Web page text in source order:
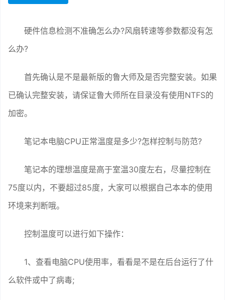
硬件信息检测不准确怎么办?风扇转速等参数都没有怎
么办?
首先确认是不是最新版的鲁大师及是否完整安装。如果
已确认完整安装，请保证鲁大师所在目录没有使用NTFS的
加密。
笔记本电脑CPU正常温度是多少?怎样控制与防范?
笔记本的理想温度是高于室温30度左右，尽量控制在
75度以内，不要超过85度，大家可以根据自己本本的使用
环境来判断哦。
控制温度可以进行如下操作：
1、查看电脑CPU使用率，看看是不是在后台运行了什
么软件或中了病毒;